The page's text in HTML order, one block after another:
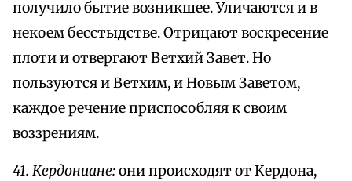
получило бытие возникшее. Уличаются и в
некоем бесстыдстве. Отрицают воскресение
плоти и отвергают Ветхий Завет. Но
пользуются и Ветхим, и Новым Заветом,
каждое речение приспособляя к своим
воззрениям.
41. Кердониане:они происходят от Кердона,